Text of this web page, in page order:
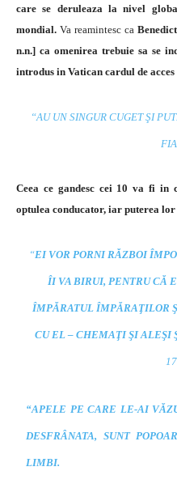
care se deruleaza la nivel
mondial. Va reamintesc ca
n.n.] ca omenirea trebuie sa se
introdus in Vatican cardul de
“AU UN SINGUR CUGET ŞI
Ceea ce gandesc cei 10 va fi in
optulea conducator, iar puterea
“EI VOR PORNI RĂZBOI
ÎI VA BIRUI, PENTRU CĂ
ÎMPĂRATUL ÎMPĂRAŢILOR
CU EL – CHEMAŢI ŞI ALEŞI
“APELE PE CARE LE-AI
DESFRÂNATA, SUNT
LIMBI.